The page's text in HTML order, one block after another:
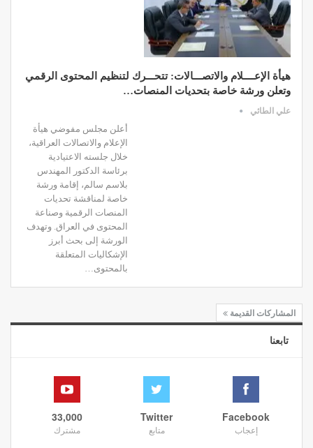
هيأة الإعــــلام والاتصـــالات: تتحـــرك لتنظيم المحتوى الرقمي
وتعلن ورشة خاصة بتحديات المنصات…
علي الطائي
أعلن مجلس مفوضي هيأة
الإعلام والاتصالات العراقية،
خلال جلسته الاعتيادية
برئاسة الدكتور المهندس
بلاسم سالم، إقامة ورشة
خاصة لمناقشة تحديات
المنصات الرقمية وصناعة
المحتوى في العراق. وتهدف
الورشة إلى بحث أبرز
الإشكاليات المتعلقة
بالمحتوى…
المشاركات القديمة
تابعنا
Facebook
إعجاب
Twitter
متابع
33,000
مشترك